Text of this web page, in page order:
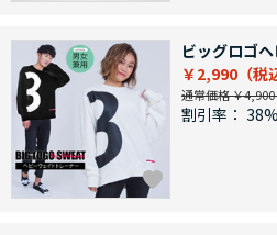
ビッグロゴ
￥2,990
通常価格 ￥4,900
割引率：